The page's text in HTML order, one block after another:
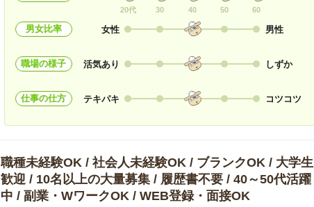
20代 30 40 50 60
男女比率 女性 男性
職場の様子 活気あり しずか
仕事の仕方 テキパキ コツコツ
職種未経験OK / 社会人未経験OK / ブランクOK / 大学生
歓迎 / 10名以上の大量募集 / 履歴書不要 / 40～50代活躍
中 / 副業・WワークOK / WEB登録・面接OK